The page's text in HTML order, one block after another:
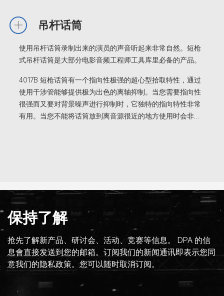
吊杆话筒
使用吊杆话筒录制出来的演员的声音听起来非常自然。短枪
式吊杆话筒是大部分电影音频工程师工具库里必备的产品。
4017B 短枪话筒有一个指向性极强的超心型拾取特性，通过
使用干涉管能够提供极为出色的离轴抑制。当您需要指向性
很强而又要对背景噪声进行抑制时，它独特的指向特性非常
有用。当您不能将话筒放到离音源很近的地方使用时会非…
保持了解
抢先了解新产品、研讨会、活动、竞赛等信息。 DPA 的信
息會直接发送到您的邮箱。订阅我们的新闻通讯即表示您同
意我们的隐私政策。您可以随时取消订阅。